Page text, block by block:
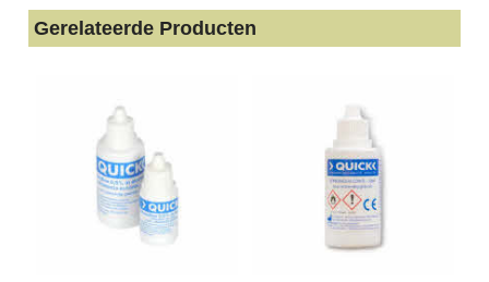
Gerelateerde Producten